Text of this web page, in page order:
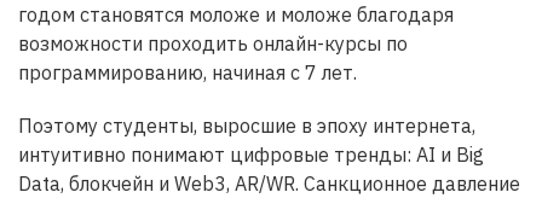
годом становятся моложе и моложе благодаря
возможности проходить онлайн-курсы по
программированию, начиная с 7 лет.
Поэтому студенты, выросшие в эпоху интернета,
интуитивно понимают цифровые тренды: AI и Big
Data, блокчейн и Web3, AR/WR. Санкционное давление